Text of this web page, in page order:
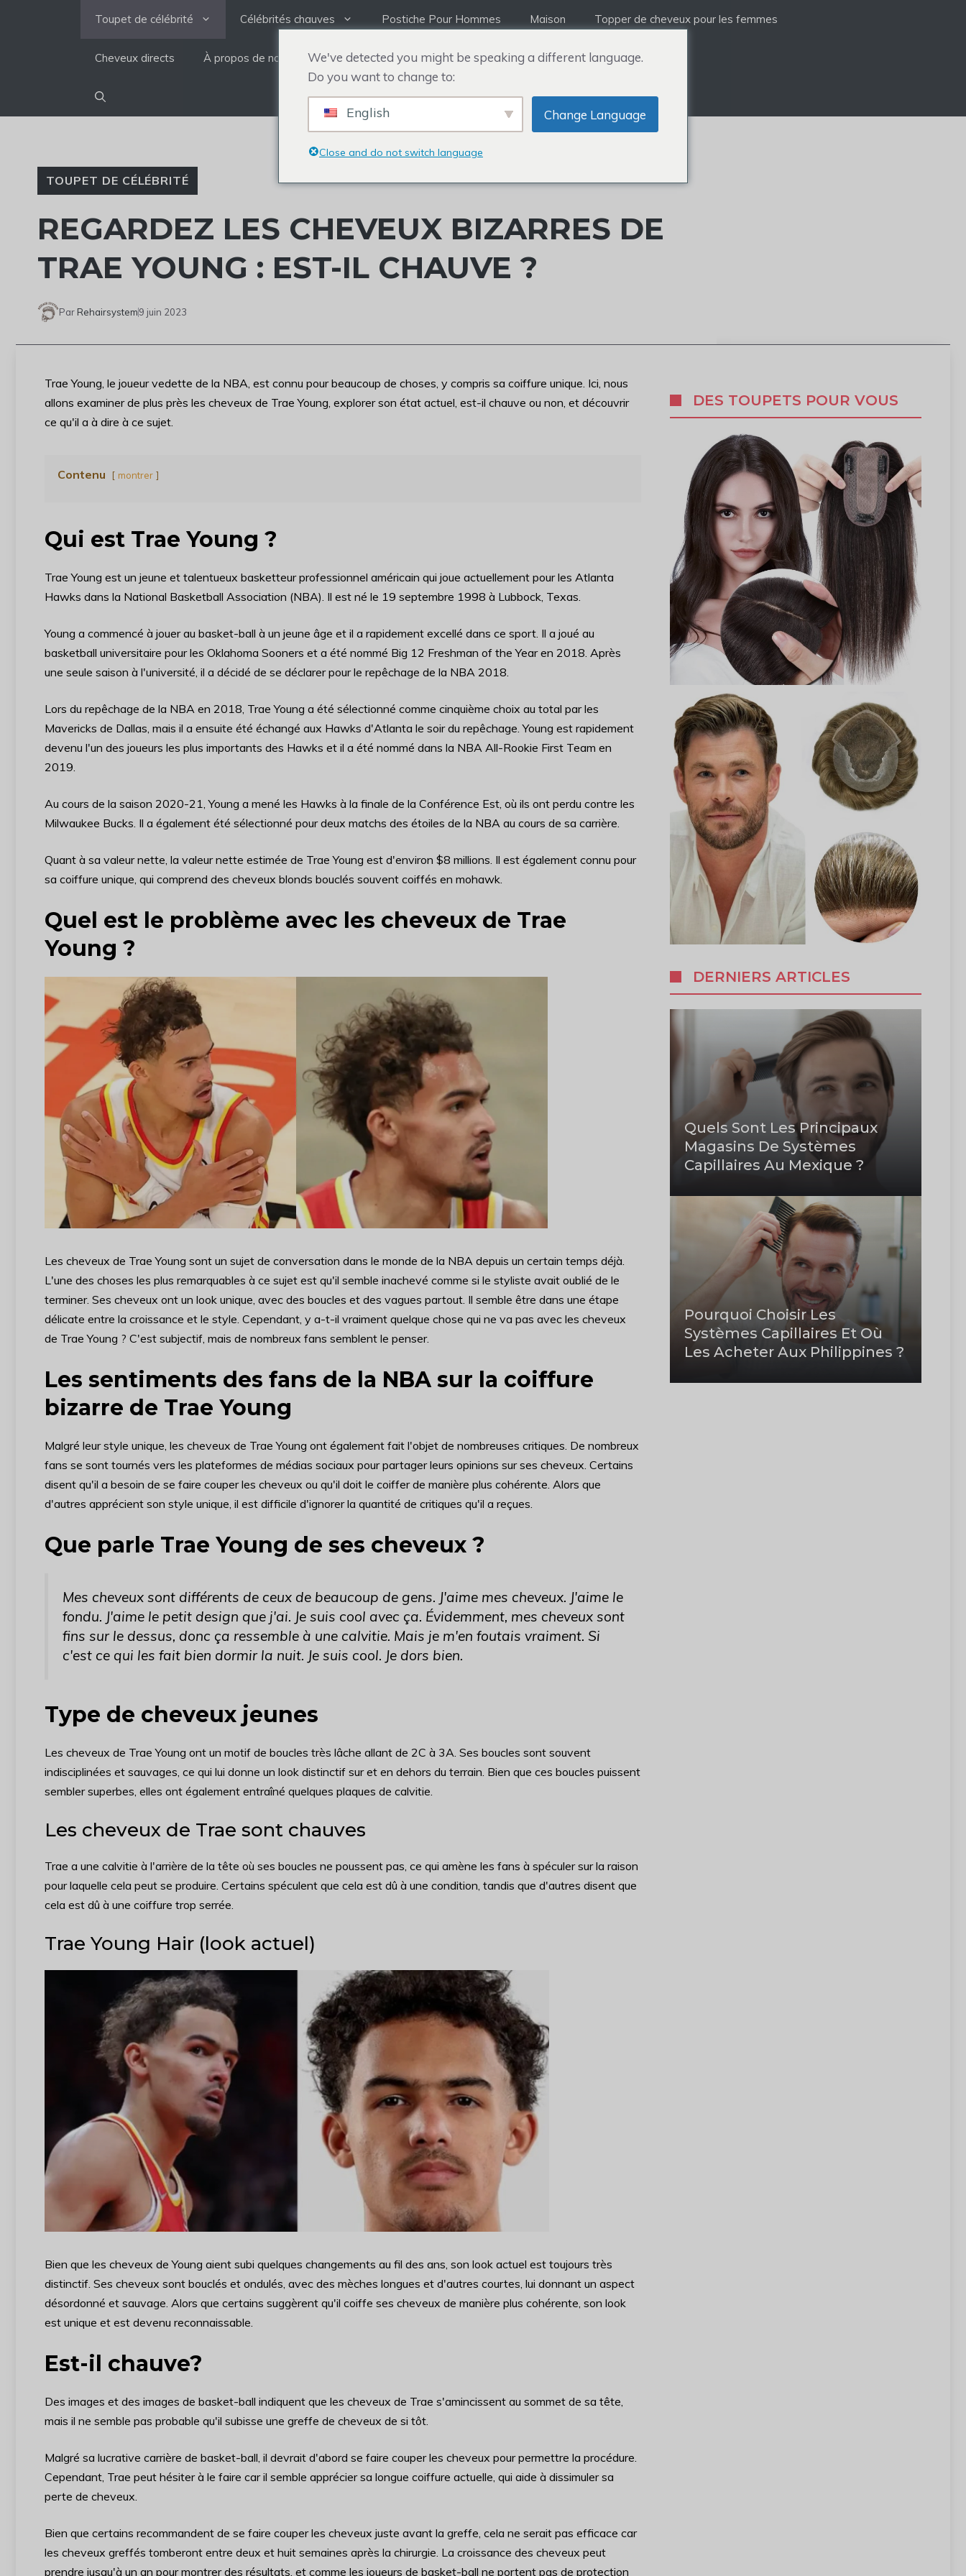
Toupet de célébrité Célébrités chauves Postiche Pour Hommes Maison Topper de cheveux pour les femmes
Cheveux directs À propos de nous
TOUPET DE CÉLÉBRITÉ
REGARDEZ LES CHEVEUX BIZARRES DE
TRAE YOUNG : EST-IL CHAUVE ?
Par Rehairsystem9 juin 2023
Trae Young, le joueur vedette de la NBA, est connu pour beaucoup de choses, y compris sa coiffure unique. Ici, nous
allons examiner de plus près les cheveux de Trae Young, explorer son état actuel, est-il chauve ou non, et découvrir
ce qu'il a à dire à ce sujet.
Contenu montrer
Qui est Trae Young ?
Trae Young est un jeune et talentueux basketteur professionnel américain qui joue actuellement pour les Atlanta
Hawks dans la National Basketball Association (NBA). Il est né le 19 septembre 1998 à Lubbock, Texas.
Young a commencé à jouer au basket-ball à un jeune âge et il a rapidement excellé dans ce sport. Il a joué au
basketball universitaire pour les Oklahoma Sooners et a été nommé Big 12 Freshman of the Year en 2018. Après
une seule saison à l'université, il a décidé de se déclarer pour le repêchage de la NBA 2018.
Lors du repêchage de la NBA en 2018, Trae Young a été sélectionné comme cinquième choix au total par les
Mavericks de Dallas, mais il a ensuite été échangé aux Hawks d'Atlanta le soir du repêchage. Young est rapidement
devenu l'un des joueurs les plus importants des Hawks et il a été nommé dans la NBA All-Rookie First Team en
2019.
Au cours de la saison 2020-21, Young a mené les Hawks à la finale de la Conférence Est, où ils ont perdu contre les
Milwaukee Bucks. Il a également été sélectionné pour deux matchs des étoiles de la NBA au cours de sa carrière.
Quant à sa valeur nette, la valeur nette estimée de Trae Young est d'environ $8 millions. Il est également connu pour
sa coiffure unique, qui comprend des cheveux blonds bouclés souvent coiffés en mohawk.
Quel est le problème avec les cheveux de Trae
Young ?
Les cheveux de Trae Young sont un sujet de conversation dans le monde de la NBA depuis un certain temps déjà.
L'une des choses les plus remarquables à ce sujet est qu'il semble inachevé comme si le styliste avait oublié de le
terminer. Ses cheveux ont un look unique, avec des boucles et des vagues partout. Il semble être dans une étape
délicate entre la croissance et le style. Cependant, y a-t-il vraiment quelque chose qui ne va pas avec les cheveux
de Trae Young ? C'est subjectif, mais de nombreux fans semblent le penser.
Les sentiments des fans de la NBA sur la coiffure
bizarre de Trae Young
Malgré leur style unique, les cheveux de Trae Young ont également fait l'objet de nombreuses critiques. De nombreux
fans se sont tournés vers les plateformes de médias sociaux pour partager leurs opinions sur ses cheveux. Certains
disent qu'il a besoin de se faire couper les cheveux ou qu'il doit le coiffer de manière plus cohérente. Alors que
d'autres apprécient son style unique, il est difficile d'ignorer la quantité de critiques qu'il a reçues.
Que parle Trae Young de ses cheveux ?
Mes cheveux sont différents de ceux de beaucoup de gens. J'aime mes cheveux. J'aime le
fondu. J'aime le petit design que j'ai. Je suis cool avec ça. Évidemment, mes cheveux sont
fins sur le dessus, donc ça ressemble à une calvitie. Mais je m'en foutais vraiment. Si
c'est ce qui les fait bien dormir la nuit. Je suis cool. Je dors bien.
Type de cheveux jeunes
Les cheveux de Trae Young ont un motif de boucles très lâche allant de 2C à 3A. Ses boucles sont souvent
indisciplinées et sauvages, ce qui lui donne un look distinctif sur et en dehors du terrain. Bien que ces boucles puissent
sembler superbes, elles ont également entraîné quelques plaques de calvitie.
Les cheveux de Trae sont chauves
Trae a une calvitie à l'arrière de la tête où ses boucles ne poussent pas, ce qui amène les fans à spéculer sur la raison
pour laquelle cela peut se produire. Certains spéculent que cela est dû à une condition, tandis que d'autres disent que
cela est dû à une coiffure trop serrée.
Trae Young Hair (look actuel)
Bien que les cheveux de Young aient subi quelques changements au fil des ans, son look actuel est toujours très
distinctif. Ses cheveux sont bouclés et ondulés, avec des mèches longues et d'autres courtes, lui donnant un aspect
désordonné et sauvage. Alors que certains suggèrent qu'il coiffe ses cheveux de manière plus cohérente, son look
est unique et est devenu reconnaissable.
Est-il chauve?
Des images et des images de basket-ball indiquent que les cheveux de Trae s'amincissent au sommet de sa tête,
mais il ne semble pas probable qu'il subisse une greffe de cheveux de si tôt.
Malgré sa lucrative carrière de basket-ball, il devrait d'abord se faire couper les cheveux pour permettre la procédure.
Cependant, Trae peut hésiter à le faire car il semble apprécier sa longue coiffure actuelle, qui aide à dissimuler sa
perte de cheveux.
Bien que certains recommandent de se faire couper les cheveux juste avant la greffe, cela ne serait pas efficace car
les cheveux greffés tomberont entre deux et huit semaines après la chirurgie. La croissance des cheveux peut
prendre jusqu'à un an pour montrer des résultats, et comme les joueurs de basket-ball ne portent pas de protection
DES TOUPETS POUR VOUS
DERNIERS ARTICLES
Quels Sont Les Principaux
Magasins De Systèmes
Capillaires Au Mexique ?
Pourquoi Choisir Les
Systèmes Capillaires Et Où
Les Acheter Aux Philippines ?
We've detected you might be speaking a different language.
Do you want to change to:
English Change Language
Close and do not switch language